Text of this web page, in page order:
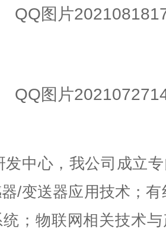
发中心，我公司成立
/变送器应用技术；
；物联网相关技术